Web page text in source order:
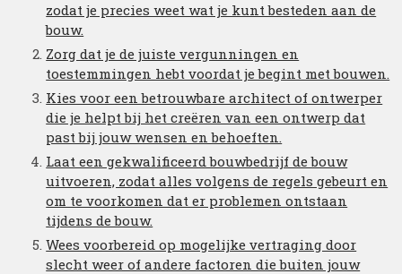
zodat je precies weet wat je kunt besteden aan de
bouw.
Zorg dat je de juiste vergunningen en
toestemmingen hebt voordat je begint met bouwen.
Kies voor een betrouwbare architect of ontwerper
die je helpt bij het creëren van een ontwerp dat
past bij jouw wensen en behoeften.
Laat een gekwalificeerd bouwbedrijf de bouw
uitvoeren, zodat alles volgens de regels gebeurt en
om te voorkomen dat er problemen ontstaan
tijdens de bouw.
Wees voorbereid op mogelijke vertraging door
slecht weer of andere factoren die buiten jouw